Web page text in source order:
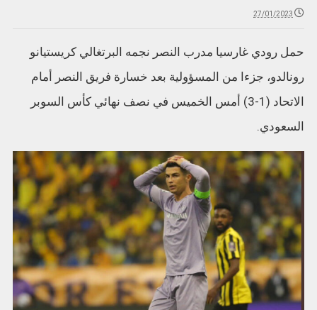
27/01/2023
حمل رودي غارسيا مدرب النصر نجمه البرتغالي كريستيانو
رونالدو، جزءا من المسؤولية بعد خسارة فريق النصر أمام
الاتحاد (1-3) أمس الخميس في نصف نهائي كأس السوبر
السعودي.